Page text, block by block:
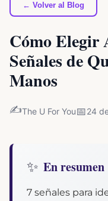
← Volver al Blog
Cómo Elegir
Señales de
Manos
✍️The U For You📅24
✨ En resumen
7 señales para